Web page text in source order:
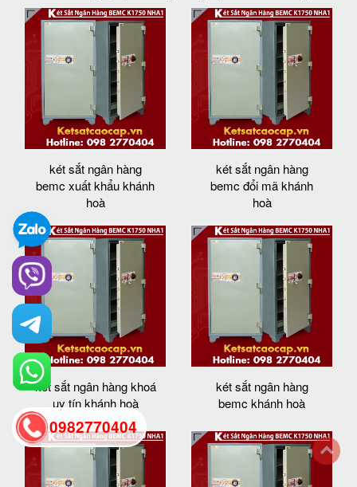
két sắt ngân hàng
bemc xuất khẩu khánh
hoà
két sắt ngân hàng
bemc đổi mã khánh
hoà
két sắt ngân hàng khoá
uy tín khánh hoà
két sắt ngân hàng
bemc khánh hoà
0982770404